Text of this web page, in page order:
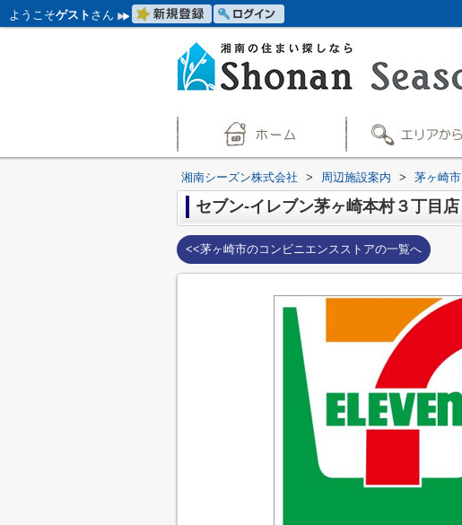
ようこそゲスト さん
湘南シーズン株式会社 > 周辺施設案内 > 茅ヶ崎市
セブン-イレブン茅ヶ崎本村３丁目店
<<茅ヶ崎市のコンビニエンスストアの一覧へ